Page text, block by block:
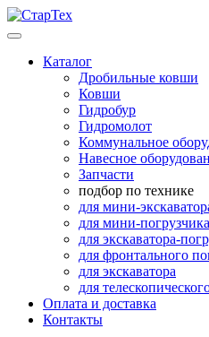
Каталог
Дробильные ковши
Ковши
Гидробур
Гидромолот
Коммунальное
Навесное
Запчасти
подбор по технике
для мини-
для мини-погрузчика
для экскаватора-
для фронтального
для экскаватора
для
Оплата и доставка
Контакты